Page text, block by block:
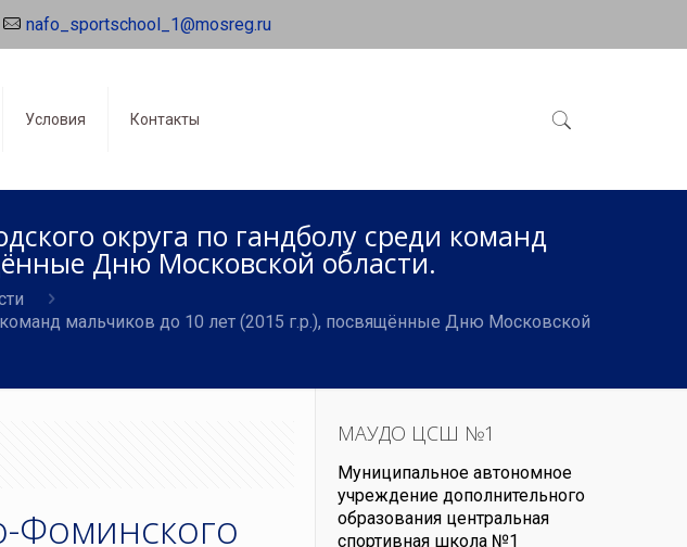
nafo_sportschool_1@mosreg.ru
Условия Контакты
округа по гандболу среди команд
Дню Московской области.
мальчиков до 10 лет (2015 г.р.), посвящённые Дню Московской
Фоминского
МАУДО ЦСШ №1
Муниципальное автономное
учреждение дополнительного
образования центральная
спортивная школа №1